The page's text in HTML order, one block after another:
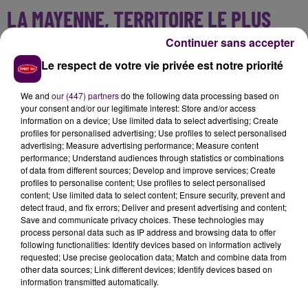
LA MAYENNE, TERRITOIRE LE PLUS
Les grandes agglomérations de la région sont les
zones où l’on pollue le plus, mais rapporté à la
population, ce ne sont pas les secteurs les plus
émetteurs. L’agriculture reste le premier domaine où
les émissions de CO2 sont les plus fortes, juste devant
les transports. C’est donc logiquement qu'on retrouve
la Mayenne, le nord de l’Anjou et la Sarthe en haut
du tableau."L’agriculture émet 52 % des gaz à effet
de serre de la zone d’emploi de Mayenne et 29 % de
celle de Laval"indique l’étude de l’Insee.
Le respect de votre vie privée est notre priorité
We and our (447) partnersdo the following data processing based on
your consent and/or our legitimate interest: Store and/or access
information on a device; Use limited data to select advertising; Create
profiles for personalised advertising; Use profiles to select personalised
advertising; Measure advertising performance; Measure content
performance; Understand audiences through statistics or combinations
of data from different sources; Develop and improve services; Create
profiles to personalise content; Use profiles to select personalised
content; Use limited data to select content; Ensure security, prevent and
detect fraud, and fix errors; Deliver and present advertising and content;
Save and communicate privacy choices. These technologies may
process personal data such as IP address and browsing data to offer
following functionalities: Identify devices based on information actively
requested; Use precise geolocation data; Match and combine data from
other data sources; Link different devices; Identify devices based on
information transmitted automatically.
Continuer sans accepter